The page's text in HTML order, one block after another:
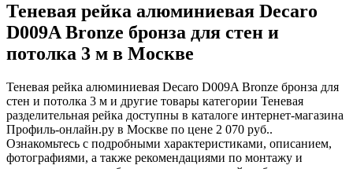
Теневая рейка алюминиевая Decaro
D009A Bronze бронза для стен и
потолка 3 м в Москве
Теневая рейка алюминиевая Decaro D009A Bronze бронза для
стен и потолка 3 м и другие товары категории Теневая
разделительная рейка доступны в каталоге интернет-магазина
Профиль-онлайн.ру в Москве по цене 2 070 руб..
Ознакомьтесь с подробными характеристиками, описанием,
фотографиями, а также рекомендациями по монтажу и